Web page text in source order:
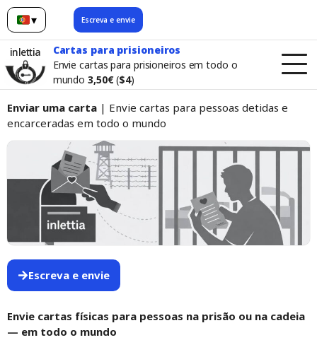
▾
Português Escreva e envie
inlettia
Cartas para prisioneiros
Envie cartas para prisioneiros em todo o
mundo 3,50€($4)
Enviar uma carta | Envie cartas para pessoas detidas e
encarceradas em todo o mundo
Escreva e envie
Envie cartas físicas para pessoas na prisão ou na cadeia
— em todo o mundo